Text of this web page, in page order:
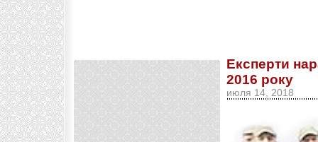
Експерти
2016 року
июля 14, 2018